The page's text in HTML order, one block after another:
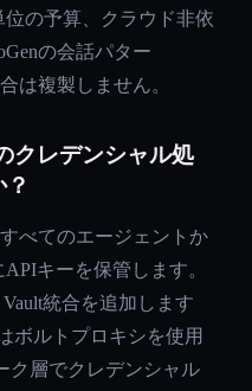
の予算、クラウド非依
の会話パター
は複製しません。
クレデンシャル処
べてのエージェントか
キーを保管します。
Vault統合を追加します
ボルトプロキシを使用
層でクレデンシャル